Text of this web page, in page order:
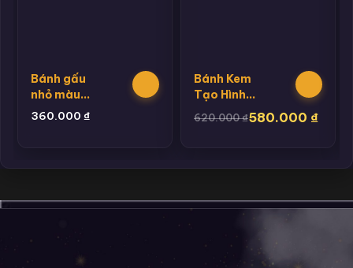
Bánh gấu
nhỏ màu
vàng
360.000 ₫
Bánh Kem
Tạo Hình
Cầu Cho
620.000₫580.000 ₫